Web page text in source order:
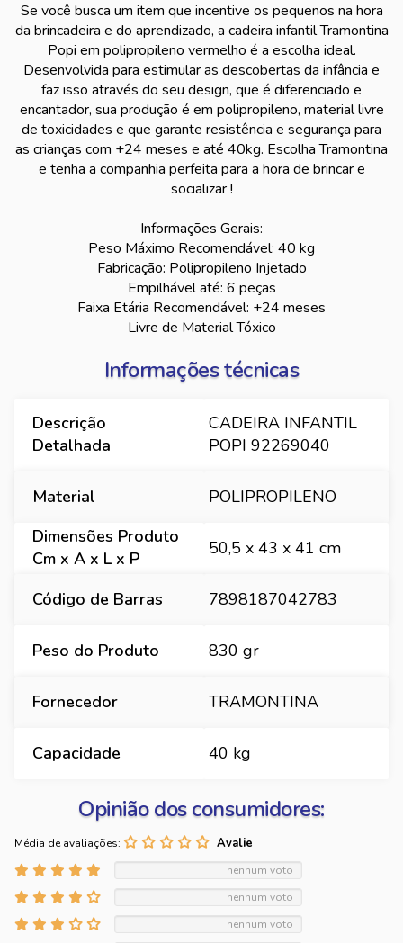
Se você busca um item que incentive os pequenos na hora
da brincadeira e do aprendizado, a cadeira infantil Tramontina
Popi em polipropileno vermelho é a escolha ideal.
Desenvolvida para estimular as descobertas da infância e
faz isso através do seu design, que é diferenciado e
encantador, sua produção é em polipropileno, material livre
de toxicidades e que garante resistência e segurança para
as crianças com +24 meses e até 40kg. Escolha Tramontina
e tenha a companhia perfeita para a hora de brincar e
socializar !
Informações Gerais:
Peso Máximo Recomendável: 40 kg
Fabricação: Polipropileno Injetado
Empilhável até: 6 peças
Faixa Etária Recomendável: +24 meses
Livre de Material Tóxico
Informações técnicas
Descrição
Detalhada
CADEIRA INFANTIL
POPI 92269040
Material
POLIPROPILENO
Dimensões Produto
Cm x A x L x P
50,5 x 43 x 41 cm
Código de Barras 7898187042783
Peso do Produto 830 gr
Fornecedor TRAMONTINA
Capacidade 40 kg
Opinião dos consumidores:
Média de avaliações:
nenhum voto
nenhum voto
nenhum voto